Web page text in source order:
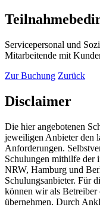
Servicepersonal und
Mitarbeitende mit
Zur Buchung Zurück
Disclaimer
Die hier angebotenen
jeweiligen Anbieter den
Anforderungen.
Schulungen mithilfe der
NRW, Hamburg und
Schulungsanbieter. Für
können wir als Betreiber
übernehmen. Durch